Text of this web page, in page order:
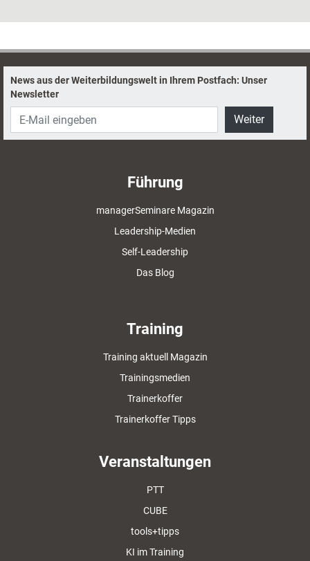
News aus der Weiterbildungswelt in Ihrem Postfach: Unser
Newsletter
Weiter
Führung
managerSeminare Magazin
Leadership-Medien
Self-Leadership
Das Blog
Training
Training aktuell Magazin
Trainingsmedien
Trainerkoffer
Trainerkoffer Tipps
Veranstaltungen
PTT
CUBE
tools+tipps
KI im Training